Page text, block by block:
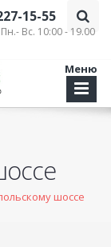
Вс. 10:00 - 19.00
15-55
Меню
шоссе